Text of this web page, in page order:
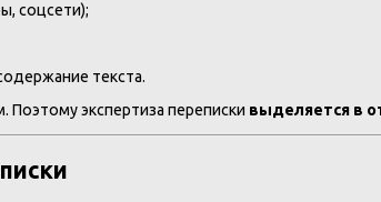
соцсети);
текста.
экспертиза переписки выделяется в